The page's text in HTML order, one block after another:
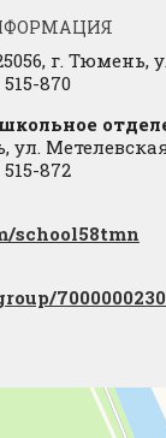
г. Тюмень,
870
ул.
872
school58tmn